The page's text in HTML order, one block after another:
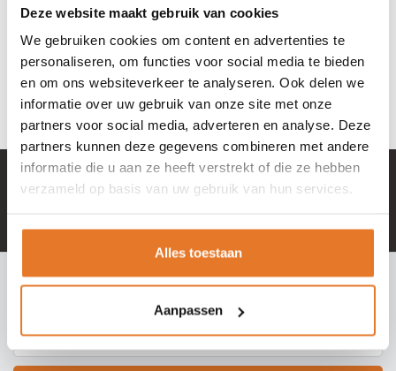
Deze website maakt gebruik van cookies
We gebruiken cookies om content en advertenties te
personaliseren, om functies voor social media te bieden
en om ons websiteverkeer te analyseren. Ook delen we
informatie over uw gebruik van onze site met onze
partners voor social media, adverteren en analyse. Deze
partners kunnen deze gegevens combineren met andere
informatie die u aan ze heeft verstrekt of die ze hebben
verzameld op basis van uw gebruik van hun services.
Alles toestaan
Aanpassen
Graveerpakket
24,95 19,95
Nog niet gewaardeerd
OP VOORRAAD
delig mini
16,95
OP VOORRAAD
+ 100.000 tevreden klanten in NL & BE
INSCHRIJVEN NIEUWSBRIEF
Meld je nu aan voor extra informatie of nieuwe producten